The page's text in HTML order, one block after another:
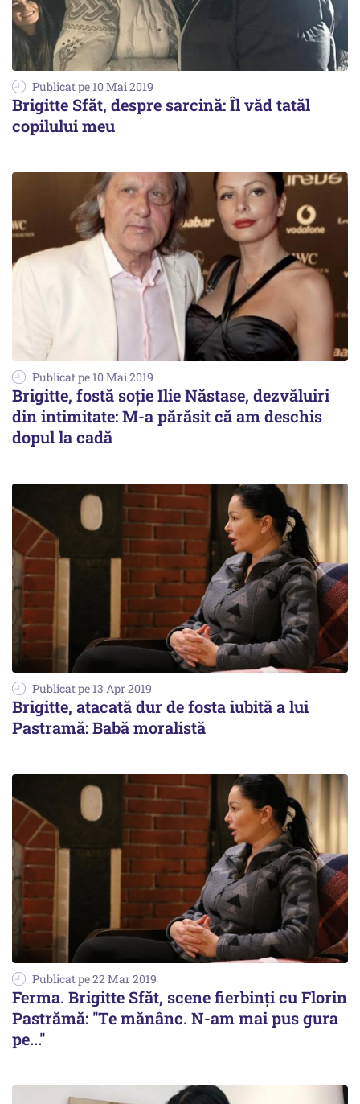
Publicat pe 10 Mai 2019
Brigitte Sfăt, despre sarcină: Îl văd tatăl
copilului meu
Publicat pe 10 Mai 2019
Brigitte, fostă soție Ilie Năstase, dezvăluiri
din intimitate: M-a părăsit că am deschis
dopul la cadă
Publicat pe 13 Apr 2019
Brigitte, atacată dur de fosta iubită a lui
Pastramă: Babă moralistă
Publicat pe 22 Mar 2019
Ferma. Brigitte Sfăt, scene fierbinți cu Florin
Pastrămă: ''Te mănânc. N-am mai pus gura
pe...''